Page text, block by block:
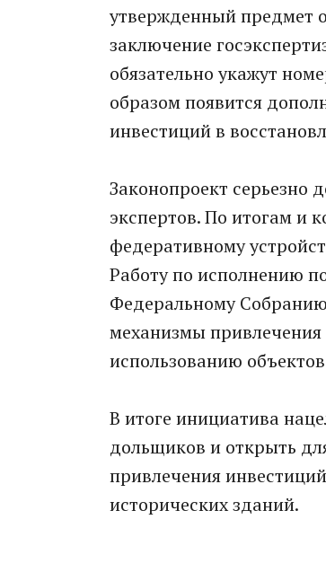
утвержденный предмет
заключение
обязательно укажут
образом появится
инвестиций в
Законопроект серьезно
экспертов. По итогам и
федеративному
Работу по исполнению
Федеральному
механизмы
использованию
В итоге инициатива
дольщиков и открыть
привлечения
исторических зданий.